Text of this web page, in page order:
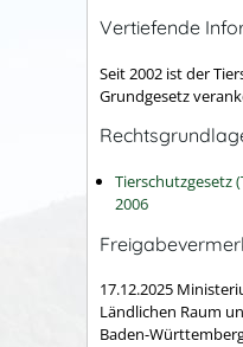
Vertiefende
Seit 2002 ist der
Grundgesetz
Tierschutzgesetz
2006
17.12.2025
Ländlichen Raum
Baden-